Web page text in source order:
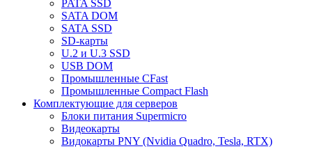
PATA SSD
SATA DOM
SATA SSD
SD-карты
U.2 и U.3 SSD
USB DOM
Промышленные CFast
Промышленные Compact Flash
Комплектующие для серверов
Блоки питания Supermicro
Видеокарты
Видокарты PNY (Nvidia Quadro, Tesla, RTX)